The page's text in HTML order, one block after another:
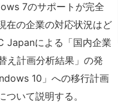
7のサポートが完全
在の企業の対応状況はど
Japanによる「国内企業
え計画分析結果」の発
10」への移行計画
いて説明する。